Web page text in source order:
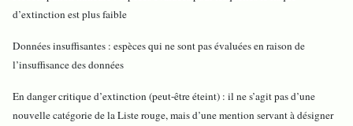
d’extinction est plus faible
Données insuffisantes : espèces qui ne sont pas évaluées en raison de
l’insuffisance des données
En danger critique d’extinction (peut-être éteint) : il ne s’agit pas d’une
nouvelle catégorie de la Liste rouge, mais d’une mention servant à désigner